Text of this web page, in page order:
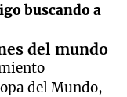
buscando a
del mundo
del Mundo,